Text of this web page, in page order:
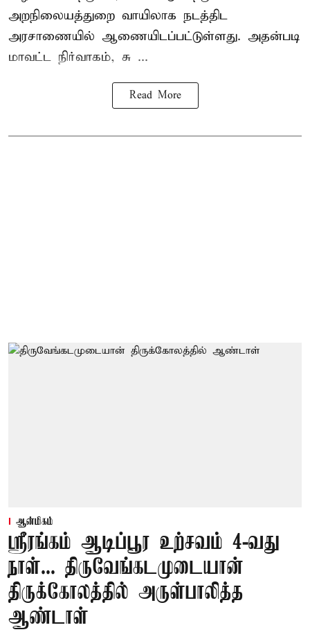
அறநிலையத்துறை வாயிலாக நடத்திட
அரசாணையில் ஆணையிடப்பட்டுள்ளது. அதன்படி
மாவட்ட நிர்வாகம், சு ...
Read More
ஆன்மிகம்
ஸ்ரீரங்கம் ஆடிப்பூர உற்சவம் 4-வது
நாள்... திருவேங்கடமுடையான்
திருக்கோலத்தில் அருள்பாலித்த
ஆண்டாள்